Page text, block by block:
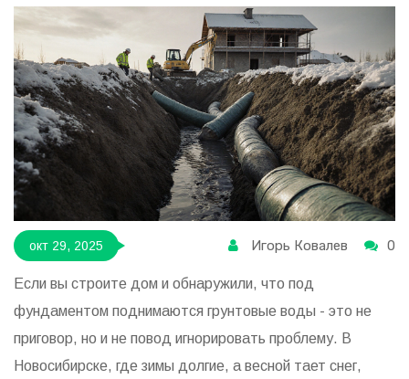
окт 29, 2025 Игорь Ковалев 0
Если вы строите дом и обнаружили, что под
фундаментом поднимаются грунтовые воды - это не
приговор, но и не повод игнорировать проблему. В
Новосибирске, где зимы долгие, а весной тает снег,